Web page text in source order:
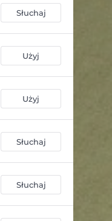
Słuchaj
Użyj
Użyj
Słuchaj
Słuchaj